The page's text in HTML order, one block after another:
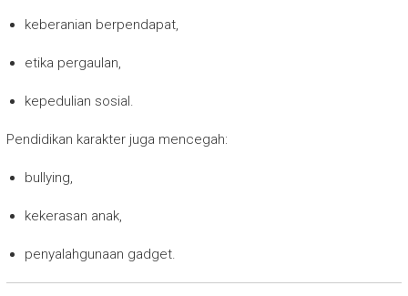
keberanian berpendapat,
etika pergaulan,
kepedulian sosial.
Pendidikan karakter juga mencegah:
bullying,
kekerasan anak,
penyalahgunaan gadget.